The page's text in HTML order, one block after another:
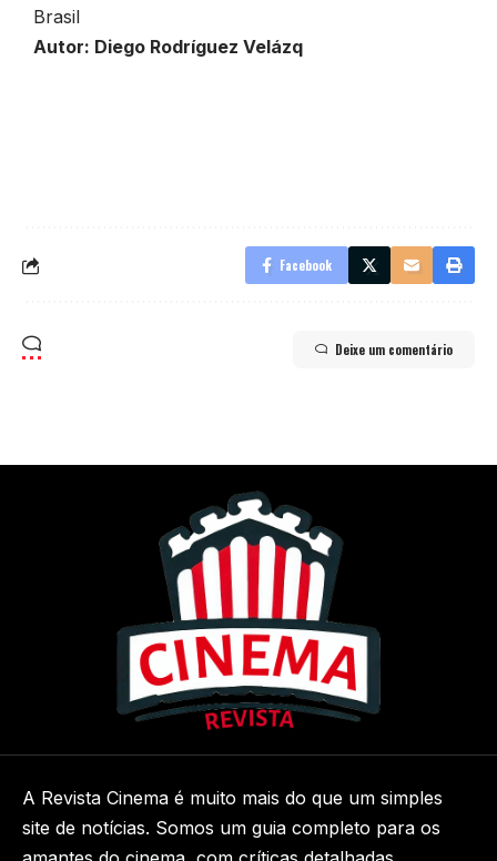
Brasil
Autor: Diego Rodríguez Velázq
Facebook
Deixe um comentário
A Revista Cinema é muito mais do que um simples
site de notícias. Somos um guia completo para os